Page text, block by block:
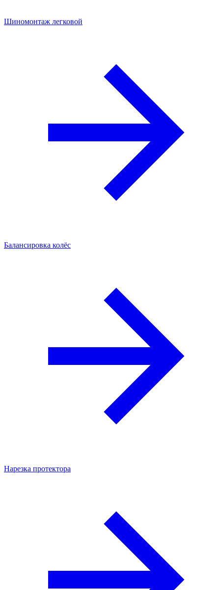
Шиномонтаж легковой
Балансировка колёс
Нарезка протектора